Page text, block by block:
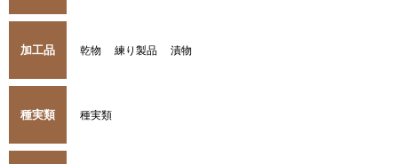
加工品 乾物 練り製品 漬物
種実類 種実類